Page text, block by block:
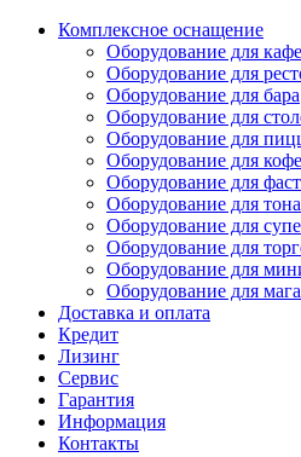
Комплексное оснащение
Оборудование для кафе
Оборудование для
Оборудование для бара
Оборудование для
Оборудование для
Оборудование для
Оборудование для
Оборудование для
Оборудование для
Оборудование для
Оборудование для
Оборудование для
Доставка и оплата
Кредит
Лизинг
Сервис
Гарантия
Информация
Контакты